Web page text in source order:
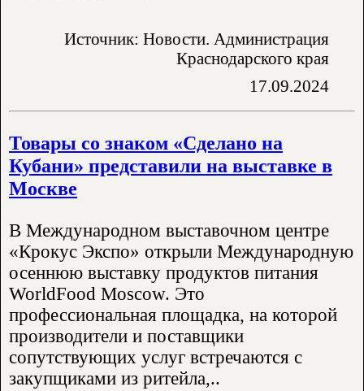
Источник: Новости. Администрация
Краснодарского края
17.09.2024
Товары со знаком «Сделано на
Кубани» представили на выставке в
Москве
В Международном выставочном центре
«Крокус Экспо» открыли Международную
осеннюю выставку продуктов питания
WorldFood Moscow. Это
профессиональная площадка, на которой
производители и поставщики
сопутствующих услуг встречаются с
закупщиками из ритейла,..